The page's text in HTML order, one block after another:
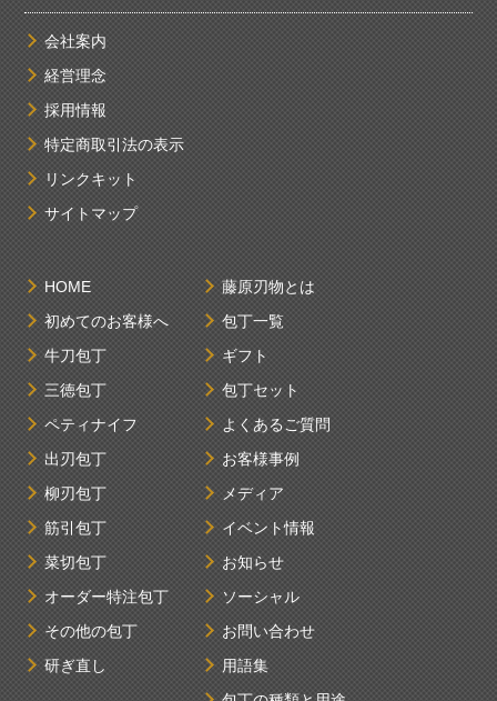
会社案内
経営理念
採用情報
特定商取引法の表示
リンクキット
サイトマップ
HOME
初めてのお客様へ
牛刀包丁
三徳包丁
ペティナイフ
出刃包丁
柳刃包丁
筋引包丁
菜切包丁
オーダー特注包丁
その他の包丁
研ぎ直し
藤原刃物とは
包丁一覧
ギフト
包丁セット
よくあるご質問
お客様事例
メディア
イベント情報
お知らせ
ソーシャル
お問い合わせ
用語集